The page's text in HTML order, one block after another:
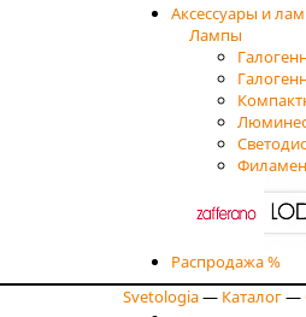
Аксессуары и
Лампы
Распродажа %
Svetologia— Каталог—